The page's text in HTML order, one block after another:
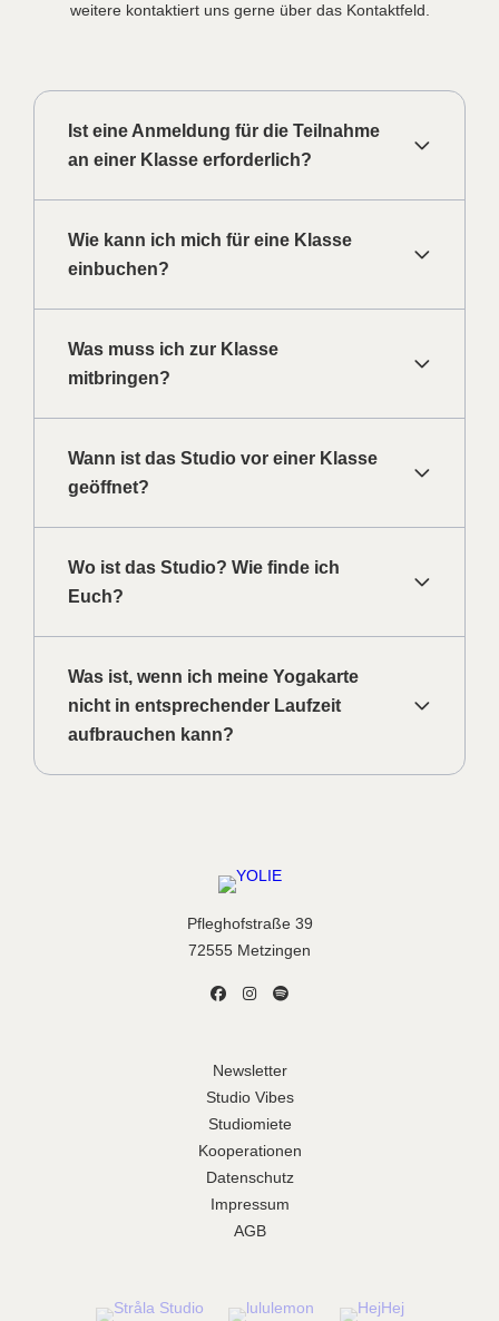
weitere kontaktiert uns gerne über das Kontaktfeld.
Ist eine Anmeldung für die Teilnahme
an einer Klasse erforderlich?
Wie kann ich mich für eine Klasse
einbuchen?
Was muss ich zur Klasse
mitbringen?
Wann ist das Studio vor einer Klasse
geöffnet?
Wo ist das Studio? Wie finde ich
Euch?
Was ist, wenn ich meine Yogakarte
nicht in entsprechender Laufzeit
aufbrauchen kann?
Pfleghofstraße 39
72555 Metzingen
Newsletter
Studio Vibes
Studiomiete
Kooperationen
Datenschutz
Impressum
AGB